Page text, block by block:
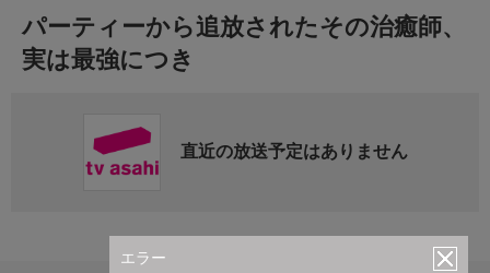
エラー
パーティーから追放されたその治癒師、
実は最強につき
直近の放送予定はありません